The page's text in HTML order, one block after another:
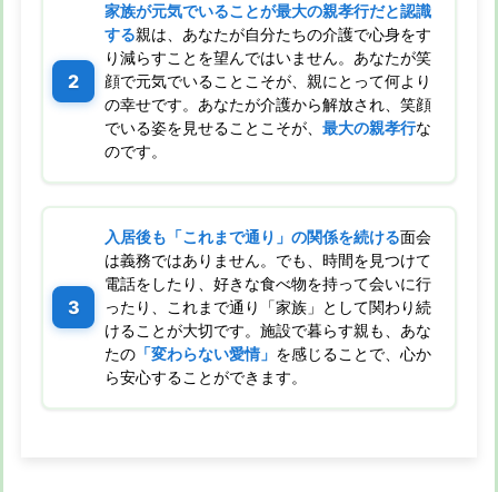
家族が元気でいることが最大の親孝行だと認識
する親は、あなたが自分たちの介護で心身をす
り減らすことを望んではいません。あなたが笑
顔で元気でいることこそが、親にとって何より
の幸せです。あなたが介護から解放され、笑顔
でいる姿を見せることこそが、 最大の親孝行な
のです。
入居後も「これまで通り」の関係を続ける面会
は義務ではありません。でも、時間を見つけて
電話をしたり、好きな食べ物を持って会いに行
ったり、これまで通り「家族」として関わり続
けることが大切です。施設で暮らす親も、あな
たの 「変わらない愛情」 を感じることで、心か
ら安心することができます。